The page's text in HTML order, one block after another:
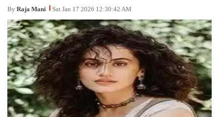
By Raja Mani Sat Jan 17 2026 12:30:42 AM